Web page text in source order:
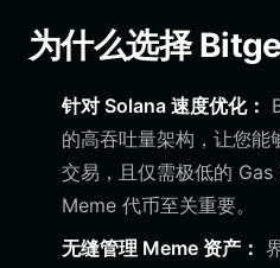
为什么选择
针对 Solana 速度优化：
的高吞吐量架构，让您能
交易，且仅需极低的
Meme 代币至关重要。
无缝管理 Meme 资产：